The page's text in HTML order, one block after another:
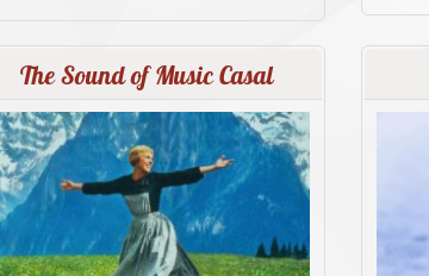
The Sound of Music Casal